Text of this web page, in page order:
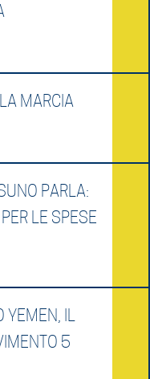
MARCIA
PARLA:
LE SPESE
YEMEN, IL
5